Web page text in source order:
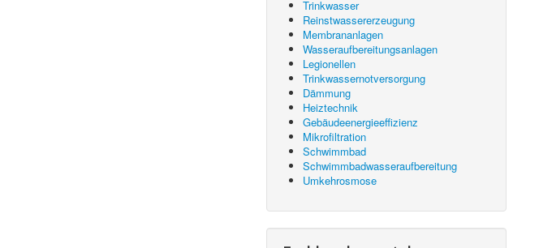
Trinkwasser
Reinstwassererzeugung
Membrananlagen
Wasseraufbereitungsanlagen
Legionellen
Trinkwassernotversorgung
Dämmung
Heiztechnik
Gebäudeenergieeffizienz
Mikrofiltration
Schwimmbad
Schwimmbadwasseraufbereitung
Umkehrosmose